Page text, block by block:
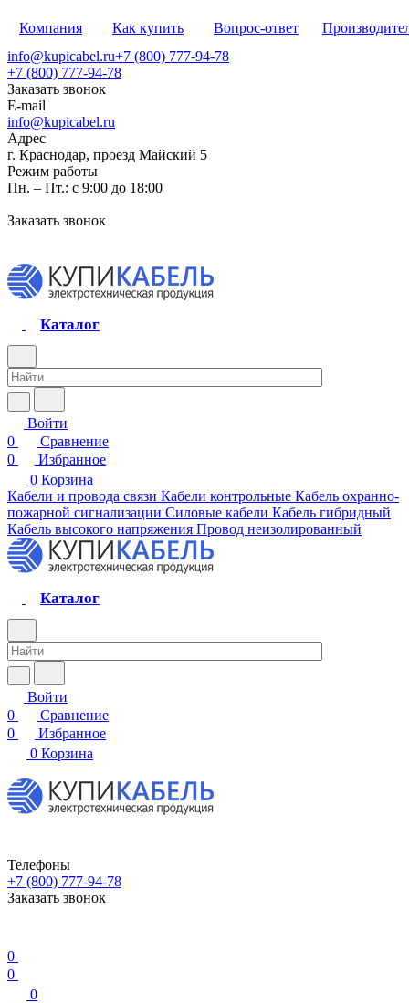
Компания Как купить Вопрос-ответ
info@kupicabel.ru+7 (800) 777-94-78
+7 (800) 777-94-78
Заказать звонок
E-mail
info@kupicabel.ru
Адрес
г. Краснодар, проезд Майский 5
Режим работы
Пн. – Пт.: с 9:00 до 18:00
Заказать звонок
Каталог
Войти
0
Сравнение
0
Избранное
0 Корзина
Кабели и провода связи Кабели контрольные Кабель охранно-
пожарной сигнализации Силовые кабели Кабель гибридный
Кабель высокого напряжения Провод неизолированный
Каталог
Войти
0
Сравнение
0
Избранное
0 Корзина
Телефоны
+7 (800) 777-94-78
Заказать звонок
0
0
0